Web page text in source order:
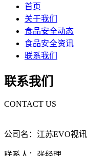
首页
关于我们
食品安全动态
食品安全资讯
联系我们
联系我们
CONTACT US
公司名：江苏EVO视